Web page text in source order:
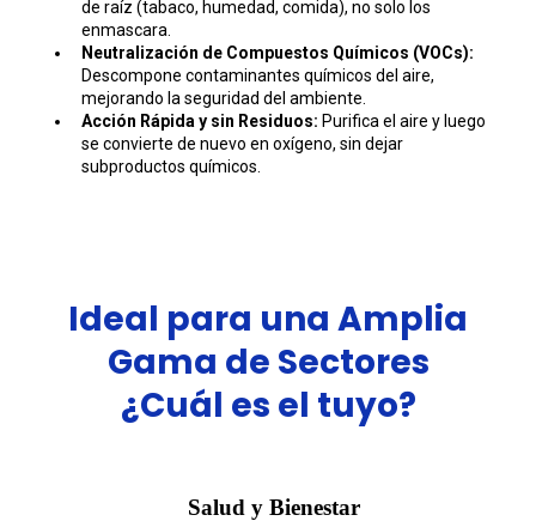
de raíz (tabaco, humedad, comida), no solo los
enmascara.
Neutralización de Compuestos Químicos (VOCs):
Descompone contaminantes químicos del aire,
mejorando la seguridad del ambiente.
Acción Rápida y sin Residuos: Purifica el aire y luego
se convierte de nuevo en oxígeno, sin dejar
subproductos químicos.
Ideal para una Amplia
Gama de Sectores
¿Cuál es el tuyo?
Salud y Bienestar